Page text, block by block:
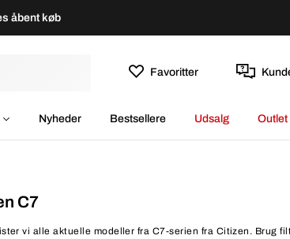
åbent køb
Favoritter
Nyheder Bestsellere Udsalg Outlet
C7
vi alle aktuelle modeller fra C7-serien fra Citizen. Brug